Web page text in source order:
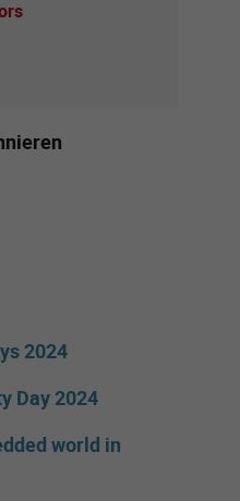
2024
Day 2024
world in